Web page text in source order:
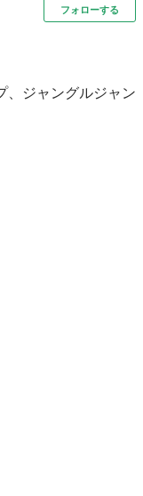
フォローする
、ジャングルジャン